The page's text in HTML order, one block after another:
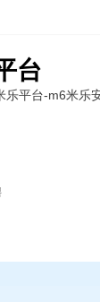
台
乐平台-m6米乐